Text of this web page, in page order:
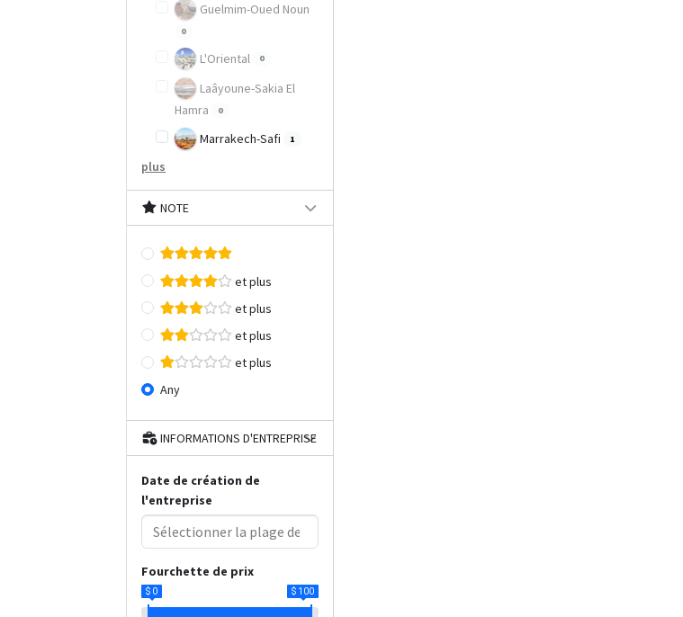
Guelmim-Oued Noun
0
L'Oriental 0
Laâyoune-Sakia El
Hamra
0
Marrakech-Safi 1
plus
NOTE
et plus
et plus
et plus
et plus
Any
INFORMATIONS D'ENTREPRISE
Date de création de
l'entreprise
Fourchette de prix
$ 0 $ 100